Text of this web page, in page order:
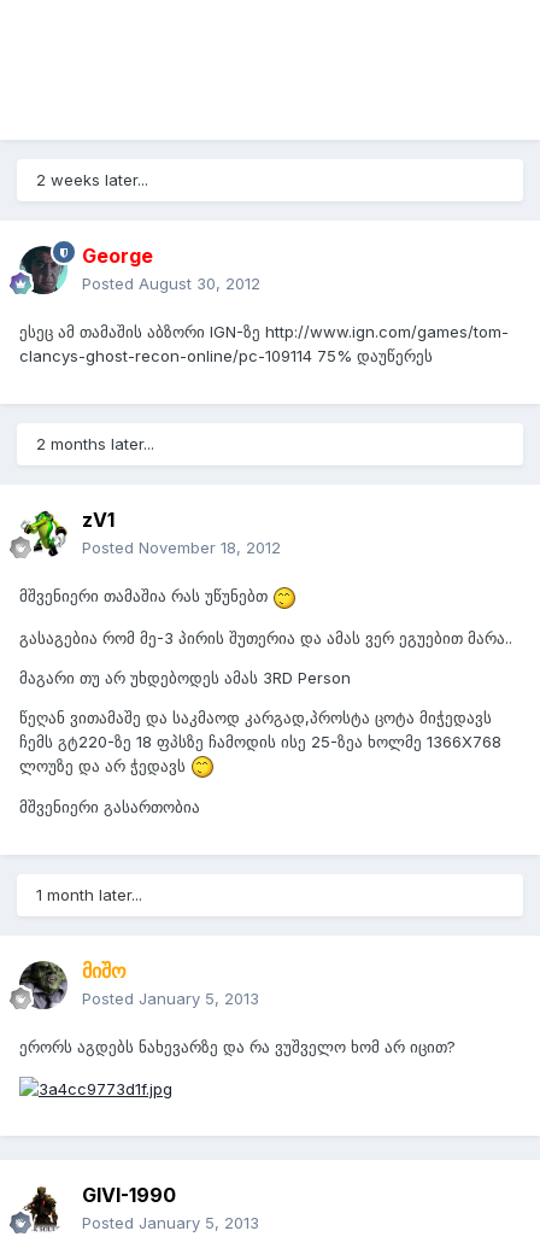
2 weeks later...
George
Posted August 30, 2012
ესეც ამ თამაშის აბზორი IGN-ზე http://www.ign.com/games/tom-
clancys-ghost-recon-online/pc-109114 75% დაუწერეს
2 months later...
zV1
Posted November 18, 2012
მშვენიერი თამაშია რას უწუნებთ
გასაგებია რომ მე-3 პირის შუთერია და ამას ვერ ეგუებით მარა..
მაგარი თუ არ უხდებოდეს ამას 3RD Person
წეღან ვითამაშე და საკმაოდ კარგად,პროსტა ცოტა მიჭედავს
ჩემს გტ220-ზე 18 ფპსზე ჩამოდის ისე 25-ზეა ხოლმე 1366X768
ლოუზე და არ ჭედავს
მშვენიერი გასართობია
1 month later...
მიშო
Posted January 5, 2013
ერორს აგდებს ნახევარზე და რა ვუშველო ხომ არ იცით?
GIVI-1990
Posted January 5, 2013